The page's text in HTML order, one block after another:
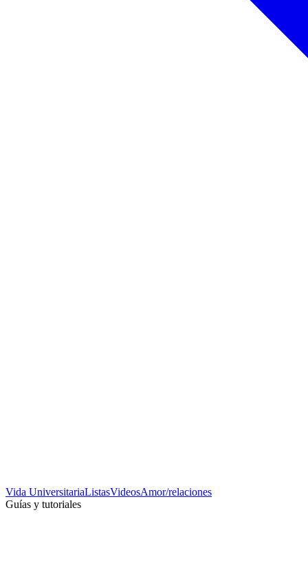
Vida UniversitariaListasVideosAmor/relaciones
Guías y tutoriales